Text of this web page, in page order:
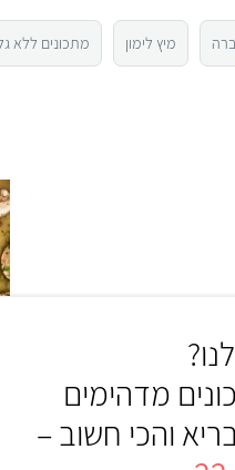
ך
מיץ לימון מתכונים ללא
מדהימים
והכי חשוב –